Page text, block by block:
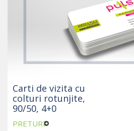
Carti de vizita cu
colturi rotunjite,
90/50, 4+0
PRETURI